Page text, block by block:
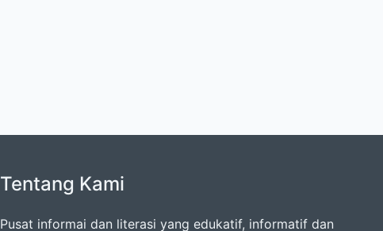
Tentang Kami
Pusat informai dan literasi yang edukatif, informatif dan